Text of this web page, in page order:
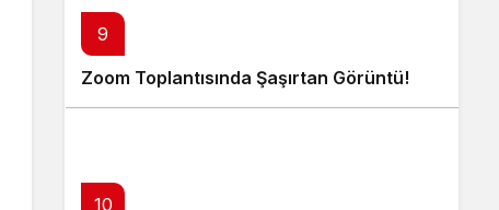
9
Zoom Toplantısında Şaşırtan Görüntü!
10